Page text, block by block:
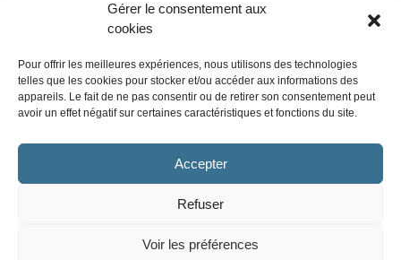
Gérer le consentement aux
cookies
Pour offrir les meilleures expériences, nous utilisons des technologies
telles que les cookies pour stocker et/ou accéder aux informations des
appareils. Le fait de ne pas consentir ou de retirer son consentement peut
avoir un effet négatif sur certaines caractéristiques et fonctions du site.
Accepter
Refuser
Voir les préférences